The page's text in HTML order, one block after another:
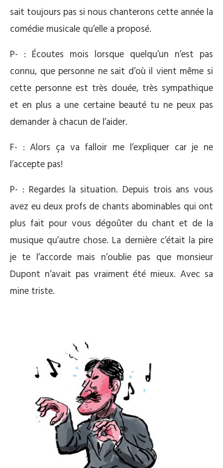
sait toujours pas si nous chanterons cette année la
comédie musicale qu’elle a proposé.
P- : Écoutes mois lorsque quelqu’un n’est pas
connu, que personne ne sait d’où il vient même si
cette personne est très douée, très sympathique
et en plus a une certaine beauté tu ne peux pas
demander à chacun de l’aider.
F- : Alors ça va falloir me l’expliquer car je ne
l’accepte pas!
P- : Regardes la situation. Depuis trois ans vous
avez eu deux profs de chants abominables qui ont
plus fait pour vous dégoûter du chant et de la
musique qu’autre chose. La dernière c’était la pire
je te l’accorde mais n’oublie pas que monsieur
Dupont n’avait pas vraiment été mieux. Avec sa
mine triste.